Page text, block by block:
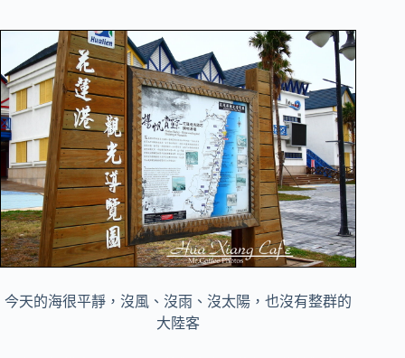
今天的海很平靜，沒風、沒雨、沒太陽，也沒有整群的
大陸客